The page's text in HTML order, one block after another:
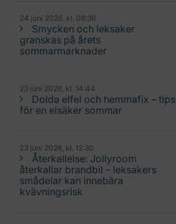
24 juni 2026, kl. 08:36
Smycken och leksaker
granskas på årets
sommarmarknader
23 juni 2026, kl. 14:44
Dolda elfel och hemmafix – tips
för en elsäker sommar
23 juni 2026, kl. 12:30
Återkallelse: Jollyroom
återkallar brandbil – leksakers
smådelar kan innebära
kvävningsrisk